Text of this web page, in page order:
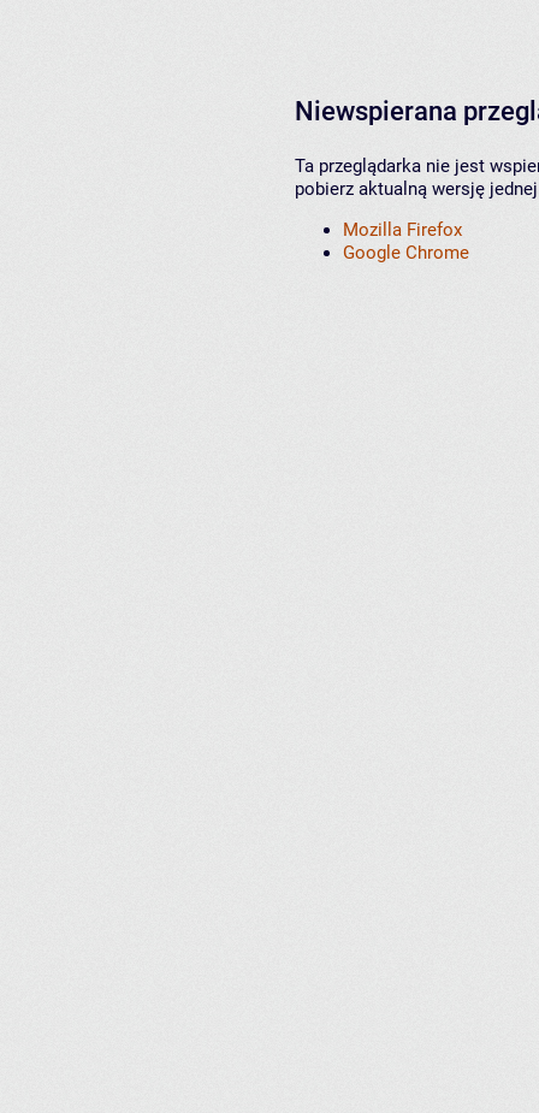
Niewspierana
Ta przeglądarka nie jest
pobierz aktualną wersję
Mozilla Firefox
Google Chrome